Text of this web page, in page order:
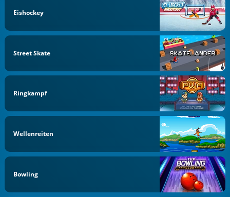
Eishockey
Street Skate
Ringkampf
Wellenreiten
Bowling